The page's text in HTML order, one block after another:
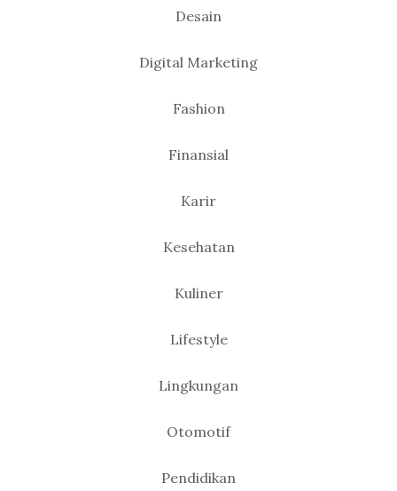
Desain
Digital Marketing
Fashion
Finansial
Karir
Kesehatan
Kuliner
Lifestyle
Lingkungan
Otomotif
Pendidikan